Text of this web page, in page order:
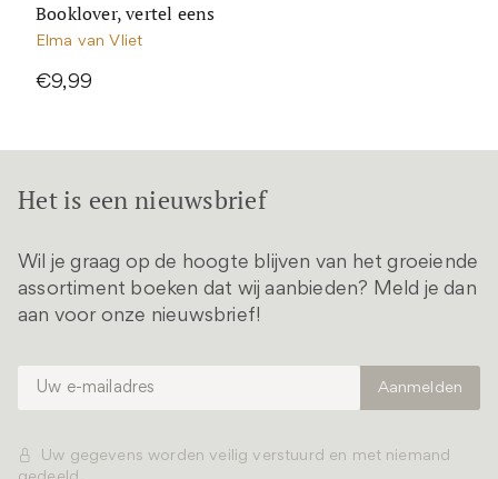
Booklover, vertel eens
Elma van Vliet
€9,99
Het is een nieuwsbrief
Wil je graag op de hoogte blijven van het groeiende
assortiment boeken dat wij aanbieden? Meld je dan
aan voor onze nieuwsbrief!
Uw gegevens worden veilig verstuurd en met niemand